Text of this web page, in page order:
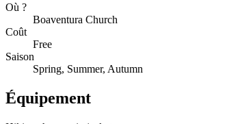
Où ?
Boaventura Church
Coût
Free
Saison
Spring, Summer, Autumn
Équipement